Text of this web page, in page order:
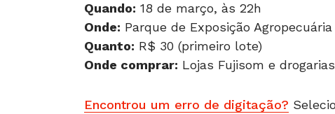
Quando: 18 de março, às 22h
Onde: Parque de Exposição
Quanto: R$ 30 (primeiro lote)
Onde comprar: Lojas Fujisom e
Encontrou um erro de digitação?